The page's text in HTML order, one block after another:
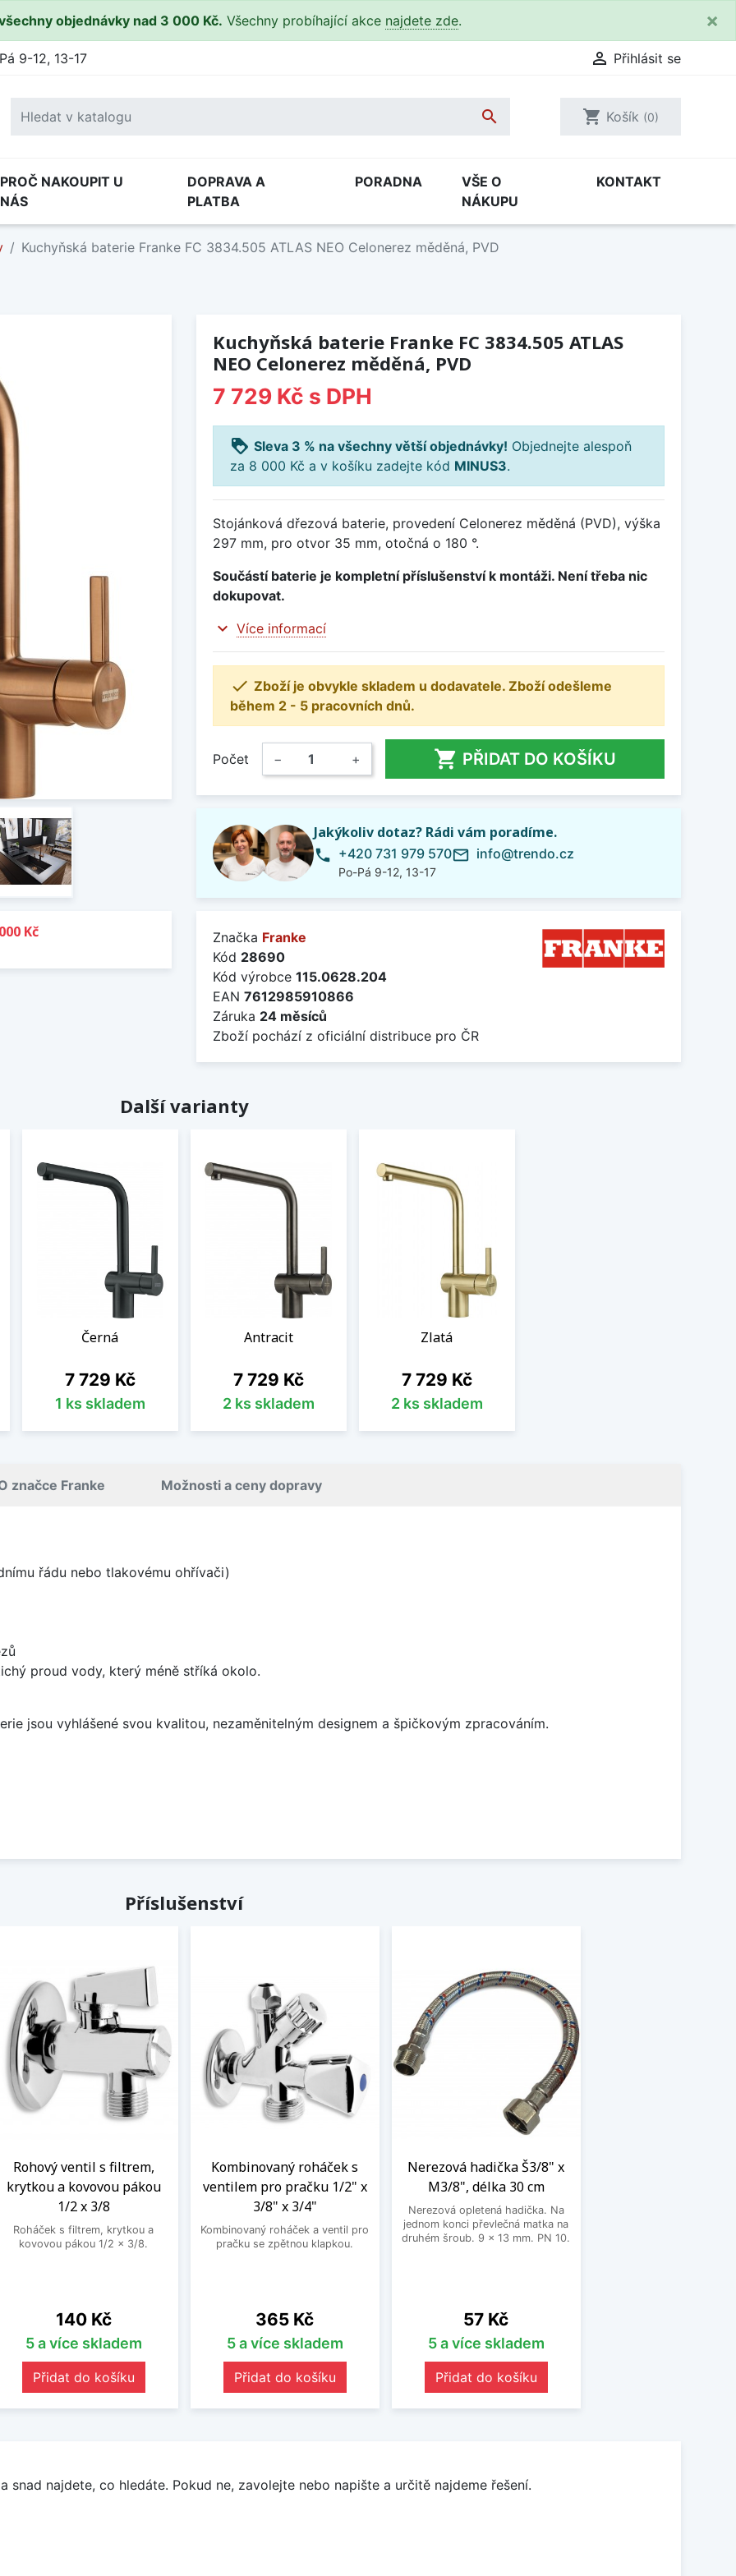
objednávky nad 3 000 Kč. Všechny probíhající akce najdete zde. ×
9-12, 13-17  Přihlásit se
 shopping_cart Košík (0)
PROČ NAKOUPIT U
NÁS
DOPRAVA A
PLATBA
PORADNA
VŠE O
NÁKUPU
KONTAKT
Kuchyňská baterie Franke FC 3834.505 ATLAS NEO Celonerez měděná, PVD
Kč
Kuchyňská baterie Franke FC 3834.505 ATLAS
NEO Celonerez měděná, PVD
7 729 Kč s DPH
loyalty Sleva 3 % na všechny větší objednávky! Objednejte alespoň
za 8 000 Kč a v košíku zadejte kód MINUS3.
Stojánková dřezová baterie, provedení Celonerez měděná (PVD), výška
297 mm, pro otvor 35 mm, otočná o 180 °.
Součástí baterie je kompletní příslušenství k montáži. Není třeba nic
dokupovat.
expand_more Více informací
 Zboží je obvykle skladem u dodavatele. Zboží odešleme
během 2 - 5 pracovních dnů.
Počet − +  PŘIDAT DO KOŠÍKU
Jakýkoliv dotaz? Rádi vám poradíme.
phone +420 731 979 570
Po-Pá 9-12, 13-17
mail_outline info@trendo.cz
Značka Franke
Kód 28690
Kód výrobce 115.0628.204
EAN 7612985910866
Záruka 24 měsíců
Zboží pochází z oficiální distribuce pro ČR
Další varianty
Černá
Cena
7 729 Kč
1 ks skladem
Antracit
Cena
7 729 Kč
2 ks skladem
Zlatá
Cena
7 729 Kč
2 ks skladem
značce Franke Možnosti a ceny dopravy
řádu nebo tlakovému ohřívači)
proud vody, který méně stříká okolo.
jsou vyhlášené svou kvalitou, nezaměnitelným designem a špičkovým zpracováním.
Příslušenství
Rohový ventil s filtrem,
krytkou a kovovou pákou
1/2 x 3/8
Roháček s filtrem, krytkou a
kovovou pákou 1/2 x 3/8.
Cena
140 Kč
5 a více skladem
Přidat do košíku
Kombinovaný roháček s
ventilem pro pračku 1/2" x
3/8" x 3/4"
Kombinovaný roháček a ventil pro
pračku se zpětnou klapkou.
Cena
365 Kč
5 a více skladem
Přidat do košíku
Nerezová hadička Š3/8" x
M3/8", délka 30 cm
Nerezová opletená hadička. Na
jednom konci převlečná matka na
druhém šroub. 9 x 13 mm. PN 10.
Cena
57 Kč
5 a více skladem
Přidat do košíku
snad najdete, co hledáte. Pokud ne, zavolejte nebo napište a určitě najdeme řešení.